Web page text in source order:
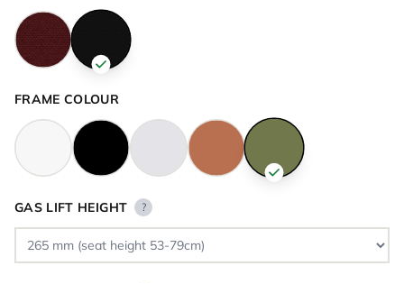
FRAME COLOUR
GAS LIFT HEIGHT ?